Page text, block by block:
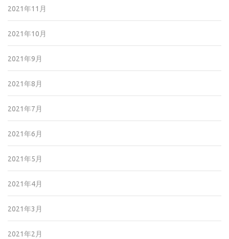
2021年11月
2021年10月
2021年9月
2021年8月
2021年7月
2021年6月
2021年5月
2021年4月
2021年3月
2021年2月